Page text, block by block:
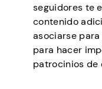
seguidores te
contenido
asociarse
para hacer
patrocinios de